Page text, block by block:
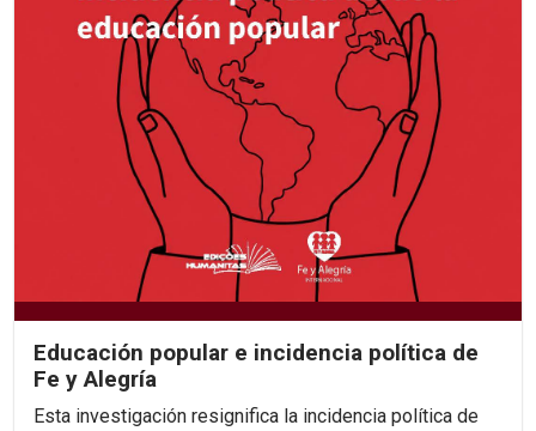
Educación popular e incidencia política de
Fe y Alegría
Esta investigación resignifica la incidencia política de